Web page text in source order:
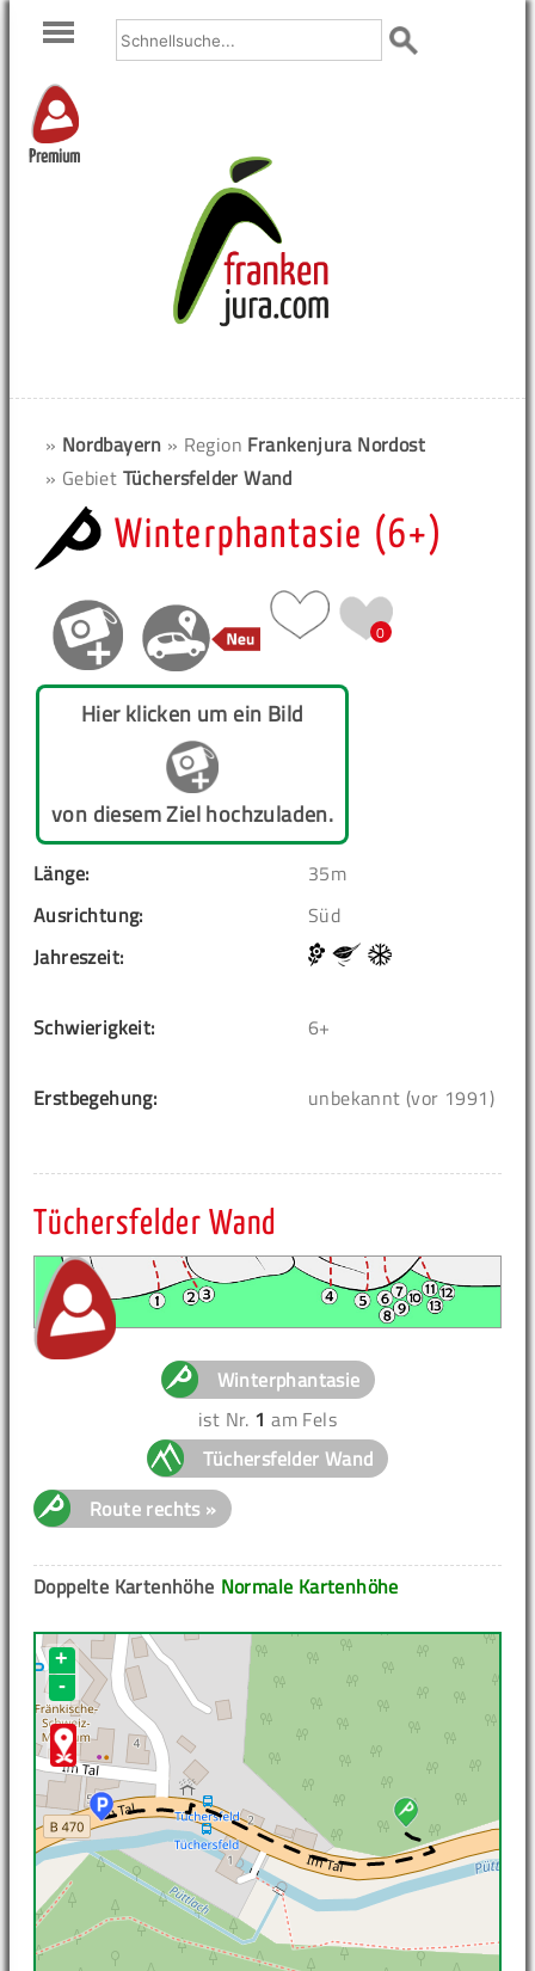
Premium
» Nordbayern » Region Frankenjura Nordost
» Gebiet Tüchersfelder Wand
Winterphantasie (6+)
0
Hier klicken um ein Bild
von diesem Ziel hochzuladen.
Länge:
35m
Ausrichtung:
Süd
Jahreszeit:
Schwierigkeit: 6+
Erstbegehung: unbekannt (vor 1991)
Tüchersfelder Wand
Winterphantasie
ist Nr. 1 am Fels
Tüchersfelder Wand
Route rechts »
Normale Kartenhöhe
Doppelte Kartenhöhe
+
-